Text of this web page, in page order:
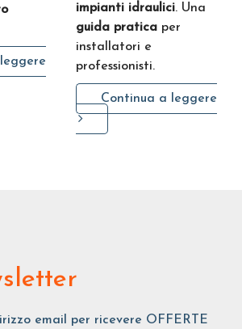
impianti idraulici. Una
guida pratica per
installatori e
professionisti.
Continua a leggere
email per ricevere OFFERTE